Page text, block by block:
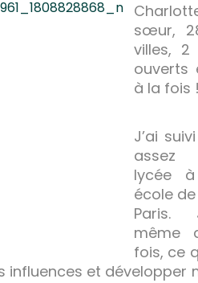
sœur,
villes, 2
ouverts
à la fois !
J’ai
assez
lycée à
école
Paris.
même
fois, ce
influences et développer